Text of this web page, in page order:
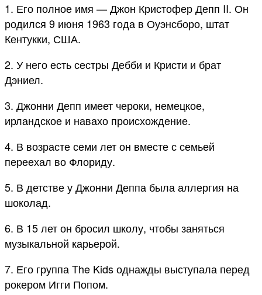
1. Его полное имя — Джон Кристофер Депп II. Он
родился 9 июня 1963 года в Оуэнсборо, штат
Кентукки, США.
2. У него есть сестры Дебби и Кристи и брат
Дэниел.
3. Джонни Депп имеет чероки, немецкое,
ирландское и навахо происхождение.
4. В возрасте семи лет он вместе с семьей
переехал во Флориду.
5. В детстве у Джонни Деппа была аллергия на
шоколад.
6. В 15 лет он бросил школу, чтобы заняться
музыкальной карьерой.
7. Его группа The Kids однажды выступала перед
рокером Игги Попом.